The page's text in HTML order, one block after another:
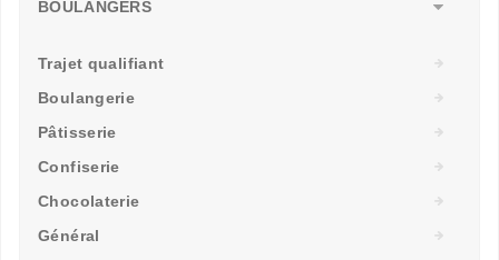
BOULANGERS
Trajet qualifiant
Boulangerie
Pâtisserie
Confiserie
Chocolaterie
Général